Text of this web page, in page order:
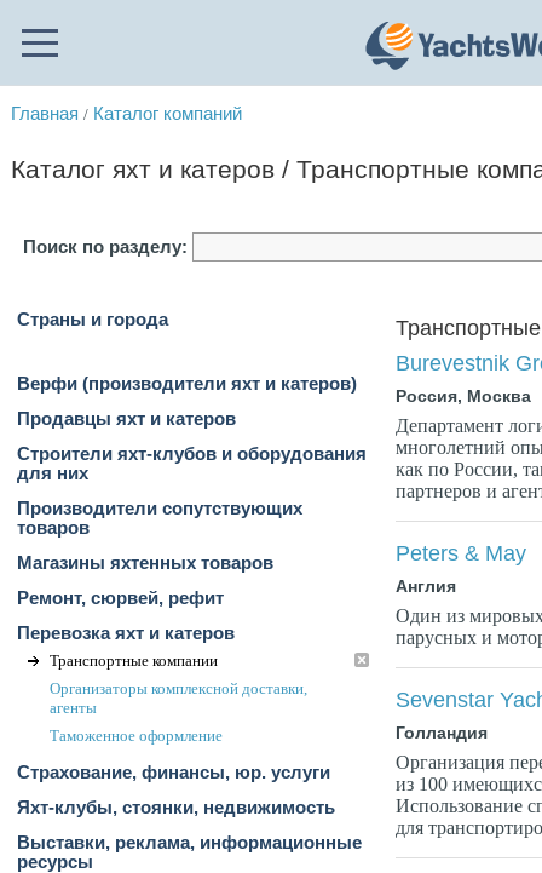
Главная / Каталог компаний
Каталог яхт и катеров / Транспортные
Поиск по разделу:
Страны и города
Верфи (производители яхт и катеров)
Продавцы яхт и катеров
Строители яхт-клубов и оборудования
для них
Производители сопутствующих
товаров
Магазины яхтенных товаров
Ремонт, сюрвей, рефит
Перевозка яхт и катеров
Транспортные компании
Организаторы комплексной доставки,
агенты
Таможенное оформление
Страхование, финансы, юр. услуги
Яхт-клубы, стоянки, недвижимость
Выставки, реклама, информационные
ресурсы
Burevestnik
Россия, Москва
Департамент
многолетний
как по России,
партнеров и
Peters & May
Англия
Один из мировых
парусных и
Sevenstar
Голландия
Организация
из 100
Использование
для